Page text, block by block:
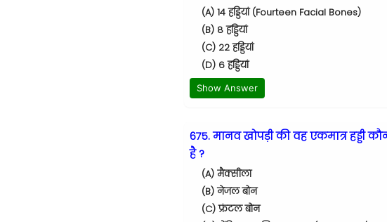
(A) 14 हड्डियां (Fourteen Facial Bones)
(B) 8 हड्डियां
(C) 22 हड्डियां
(D) 6 हड्डियां
Show Answer
675. मानव खोपड़ी की वह एकमात्र हड्डी
है ?
(A) मैक्सीला
(B) नेजल बोन
(C) फ्रंटल बोन